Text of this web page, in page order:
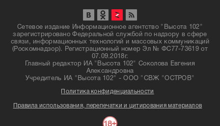
Сетевое издание Информационное агентство "Высота 102"
зарегистрировано Федеральной службой по надзору в сфере
связи, информационных технологий и массовых коммуникаций
(Роскомнадзор). Регистрационный номер Эл № ФС77-73619 от
07.09.2018г.
Главный редактор ИА "Высота 102" Соколова Евгения
Александровна
Учредитель ИА "Высота 102" - ООО "СВЖ "ОСТРОВ"
Политика конфиденциальности
Правила использования, перепечатки и цитирования материалов